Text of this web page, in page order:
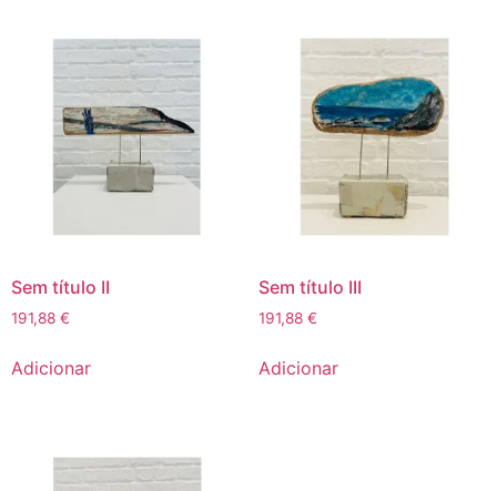
Sem título II
191,88 €
Adicionar
Sem título III
191,88 €
Adicionar